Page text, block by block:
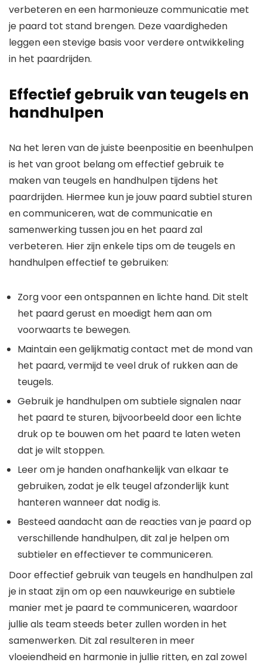
verbeteren en een harmonieuze communicatie met
je paard tot stand brengen. Deze vaardigheden
leggen een stevige basis voor verdere ontwikkeling
in het paardrijden.
Effectief gebruik van teugels en
handhulpen
Na het leren van de juiste beenpositie en beenhulpen
is het van groot belang om effectief gebruik te
maken van teugels en handhulpen tijdens het
paardrijden. Hiermee kun je jouw paard subtiel sturen
en communiceren, wat de communicatie en
samenwerking tussen jou en het paard zal
verbeteren. Hier zijn enkele tips om de teugels en
handhulpen effectief te gebruiken:
Zorg voor een ontspannen en lichte hand. Dit stelt
het paard gerust en moedigt hem aan om
voorwaarts te bewegen.
Maintain een gelijkmatig contact met de mond van
het paard, vermijd te veel druk of rukken aan de
teugels.
Gebruik je handhulpen om subtiele signalen naar
het paard te sturen, bijvoorbeeld door een lichte
druk op te bouwen om het paard te laten weten
dat je wilt stoppen.
Leer om je handen onafhankelijk van elkaar te
gebruiken, zodat je elk teugel afzonderlijk kunt
hanteren wanneer dat nodig is.
Besteed aandacht aan de reacties van je paard op
verschillende handhulpen, dit zal je helpen om
subtieler en effectiever te communiceren.
Door effectief gebruik van teugels en handhulpen zal
je in staat zijn om op een nauwkeurige en subtiele
manier met je paard te communiceren, waardoor
jullie als team steeds beter zullen worden in het
samenwerken. Dit zal resulteren in meer
vloeiendheid en harmonie in jullie ritten, en zal zowel